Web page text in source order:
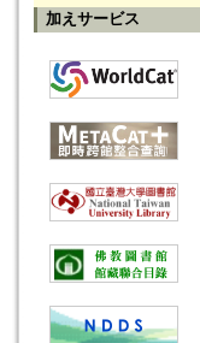
加えサービス